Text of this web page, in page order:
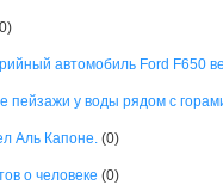
автомобиль Ford F650
пейзажи у воды рядом с
Аль Капоне. (0)
о человеке (0)